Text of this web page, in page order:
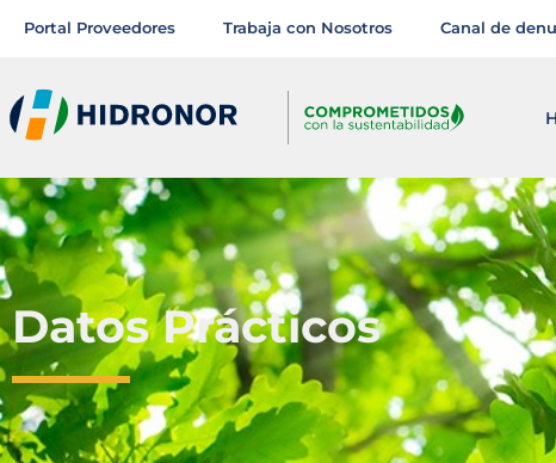
Portal Proveedores Trabaja con Nosotros Canal de
Datos Prácticos